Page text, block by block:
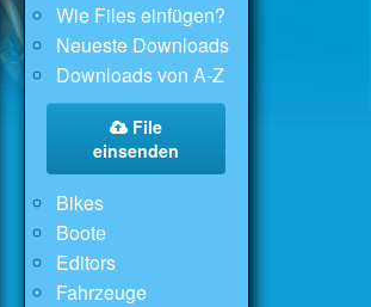
Wie Files einfügen?
Neueste Downloads
Downloads von A-Z
File
einsenden
Bikes
Boote
Editors
Fahrzeuge